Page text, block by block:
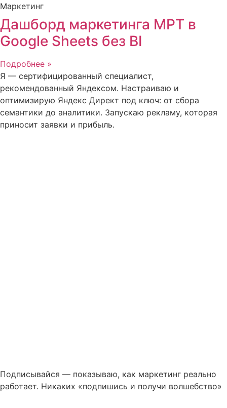
Маркетинг
Дашборд маркетинга МРТ в
Google Sheets без BI
Подробнее »
Я — сертифицированный специалист,
рекомендованный Яндексом. Настраиваю и
оптимизирую Яндекс Директ под ключ: от сбора
семантики до аналитики. Запускаю рекламу, которая
приносит заявки и прибыль.
Подписывайся — показываю, как маркетинг реально
работает. Никаких «подпишись и получи волшебство»